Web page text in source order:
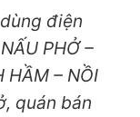
dùng điện
PHỞ –
HẦM – NỒI
quán bán